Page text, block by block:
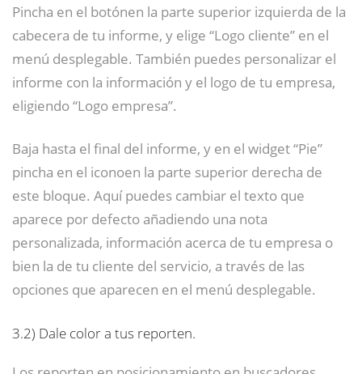
Pincha en el botónen la parte superior izquierda de la
cabecera de tu informe, y elige “Logo cliente” en el
menú desplegable. También puedes personalizar el
informe con la información y el logo de tu empresa,
eligiendo “Logo empresa”.
Baja hasta el final del informe, y en el widget “Pie”
pincha en el iconoen la parte superior derecha de
este bloque. Aquí puedes cambiar el texto que
aparece por defecto añadiendo una nota
personalizada, información acerca de tu empresa o
bien la de tu cliente del servicio, a través de las
opciones que aparecen en el menú desplegable.
3.2) Dale color a tus reporten.